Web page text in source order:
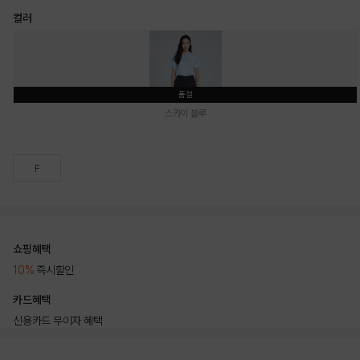
컬러
품절
스카이 블루
F
쇼핑혜택
10% 즉시할인
카드혜택
신용카드 무이자 혜택